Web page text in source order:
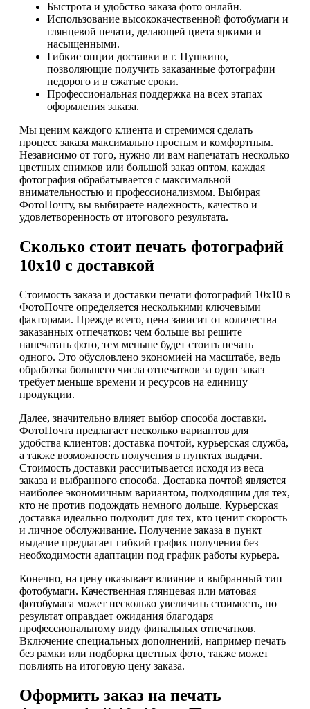
Быстрота и удобство заказа фото онлайн.
Использование высококачественной фотобумаги и
глянцевой печати, делающей цвета яркими и
насыщенными.
Гибкие опции доставки в г. Пушкино,
позволяющие получить заказанные фотографии
недорого и в сжатые сроки.
Профессиональная поддержка на всех этапах
оформления заказа.
Мы ценим каждого клиента и стремимся сделать
процесс заказа максимально простым и комфортным.
Независимо от того, нужно ли вам напечатать несколько
цветных снимков или большой заказ оптом, каждая
фотография обрабатывается с максимальной
внимательностью и профессионализмом. Выбирая
ФотоПочту, вы выбираете надежность, качество и
удовлетворенность от итогового результата.
Сколько стоит печать фотографий
10х10 с доставкой
Стоимость заказа и доставки печати фотографий 10х10 в
ФотоПочте определяется несколькими ключевыми
факторами. Прежде всего, цена зависит от количества
заказанных отпечатков: чем больше вы решите
напечатать фото, тем меньше будет стоить печать
одного. Это обусловлено экономией на масштабе, ведь
обработка большего числа отпечатков за один заказ
требует меньше времени и ресурсов на единицу
продукции.
Далее, значительно влияет выбор способа доставки.
ФотоПочта предлагает несколько вариантов для
удобства клиентов: доставка почтой, курьерская служба,
а также возможность получения в пунктах выдачи.
Стоимость доставки рассчитывается исходя из веса
заказа и выбранного способа. Доставка почтой является
наиболее экономичным вариантом, подходящим для тех,
кто не против подождать немного дольше. Курьерская
доставка идеально подходит для тех, кто ценит скорость
и личное обслуживание. Получение заказа в пункт
выдачие предлагает гибкий график получения без
необходимости адаптации под график работы курьера.
Конечно, на цену оказывает влияние и выбранный тип
фотобумаги. Качественная глянцевая или матовая
фотобумага может несколько увеличить стоимость, но
результат оправдает ожидания благодаря
профессиональному виду финальных отпечатков.
Включение специальных дополнений, например печать
без рамки или подборка цветных фото, также может
повлиять на итоговую цену заказа.
Оформить заказ на печать